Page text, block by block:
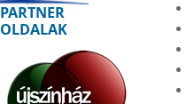
PARTNER
OLDALAK